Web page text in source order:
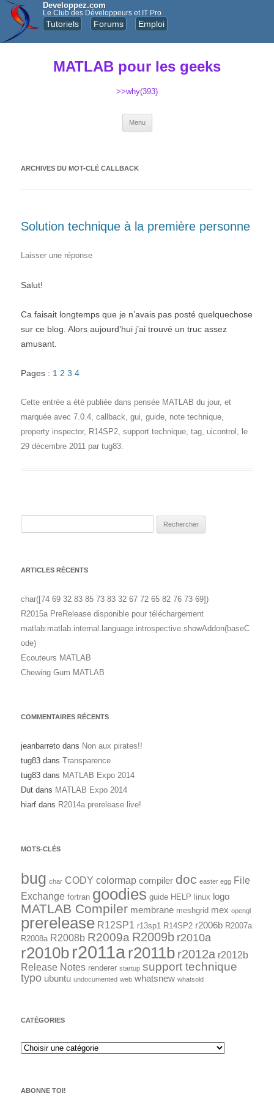
Developpez.com
Le Club des Développeurs et IT Pro
Tutoriels Forums Emploi
MATLAB pour les geeks
>>why(393)
Menu
ARCHIVES DU MOT-CLÉ CALLBACK
Solution technique à la première personne
Laisser une réponse
Salut!
Ca faisait longtemps que je n’avais pas posté quelquechose
sur ce blog. Alors aujourd’hui j’ai trouvé un truc assez
amusant.
Pages : 1 2 3 4
Cette entrée a été publiée dans pensée MATLAB du jour, et
marquée avec 7.0.4, callback, gui, guide, note technique,
property inspector, R14SP2, support technique, tag, uicontrol , le
29 décembre 2011 par tug83.
ARTICLES RÉCENTS
char([74 69 32 83 85 73 83 32 67 72 65 82 76 73 69])
R2015a PreRelease disponible pour téléchargement
matlab:matlab.internal.language.introspective.showAddon(baseC
ode)
Ecouteurs MATLAB
Chewing Gum MATLAB
COMMENTAIRES RÉCENTS
jeanbarreto dans Non aux pirates!!
tug83 dans Transparence
tug83 dans MATLAB Expo 2014
Dut dans MATLAB Expo 2014
hiarf dans R2014a prerelease live!
MOTS-CLÉS
bug char CODY colormap compiler doc easter egg File
Exchange fortran goodies guide HELP linux logo
MATLAB Compiler membrane meshgrid mex opengl
prerelease R12SP1 r13sp1 R14SP2 r2006b R2007a
R2008a R2008b R2009a R2009b r2010a
r2010b r2011ar2011b r2012a r2012b
Release Notes renderer startup support technique
typo ubuntu undocumented web whatsnew whatsold
CATÉGORIES
ABONNE TOI!